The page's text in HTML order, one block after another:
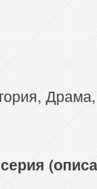
, Драма,